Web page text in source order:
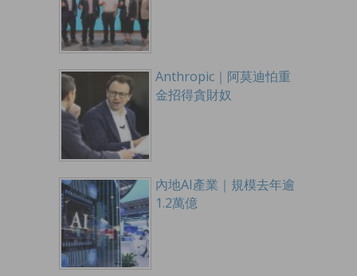
Anthropic｜阿莫迪怕重
金招得貪財奴
內地AI產業｜規模去年逾
1.2萬億